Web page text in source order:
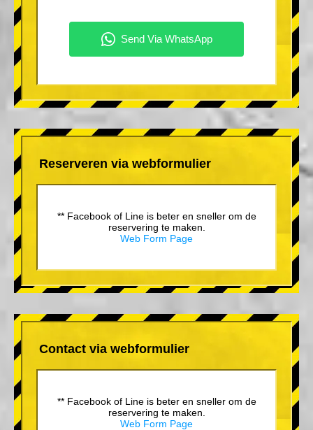
Reserveren via webformulier
** Facebook of Line is beter en sneller om de
reservering te maken.
Web Form Page
Contact via webformulier
** Facebook of Line is beter en sneller om de
reservering te maken.
Web Form Page